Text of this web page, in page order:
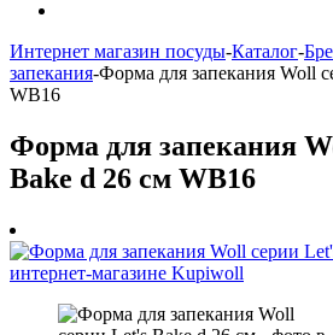
Интернет магазин посуды-Каталог-
запекания-Форма для запекания Woll
WB16
Форма для запекания
Bake d 26 cм WB16